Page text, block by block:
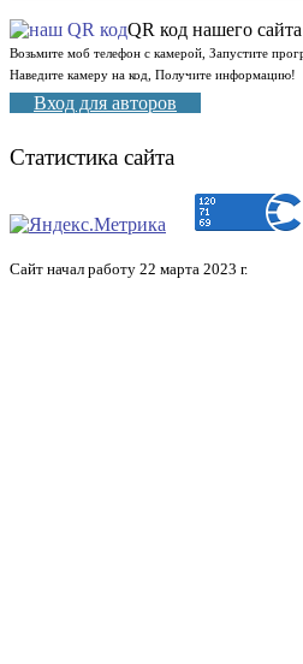
QR код нашего сайта
Возьмите моб телефон с камерой, Запустите
Наведите камеру на код, Получите информацию!
Вход для авторов
Статистика сайта
Сайт начал работу 22 марта 2023 г.